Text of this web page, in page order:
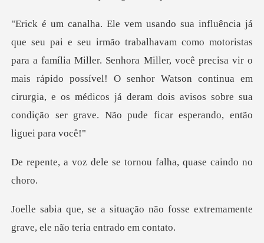
família Miller. Senhora Miller, você precisa vir o
mais rápido possível! O senhor Watson continua em
cirurgia,
e se tornou falha, qu
não fosse extremamente
grave, el